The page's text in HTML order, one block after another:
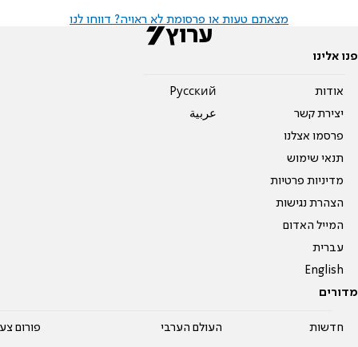
מצאתם טעות או פרסומת לא ראויה? דווחו לנו
פנו אלינו
אודות
יצירת קשר
פרסמו אצלנו
תנאי שימוש
מדיניות פרטיות
הצהרת נגישות
המייל האדום
עברית
English
Pусский
عربية
מדורים
חדשות
העולם הערבי
פורום